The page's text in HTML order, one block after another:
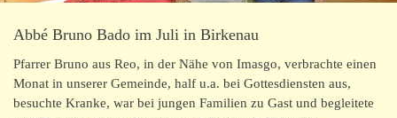
Abbé Bruno Bado im Juli in Birkenau
Pfarrer Bruno aus Reo, in der Nähe von Imasgo, verbrachte einen
Monat in unserer Gemeinde, half u.a. bei Gottesdiensten aus,
besuchte Kranke, war bei jungen Familien zu Gast und begleitete